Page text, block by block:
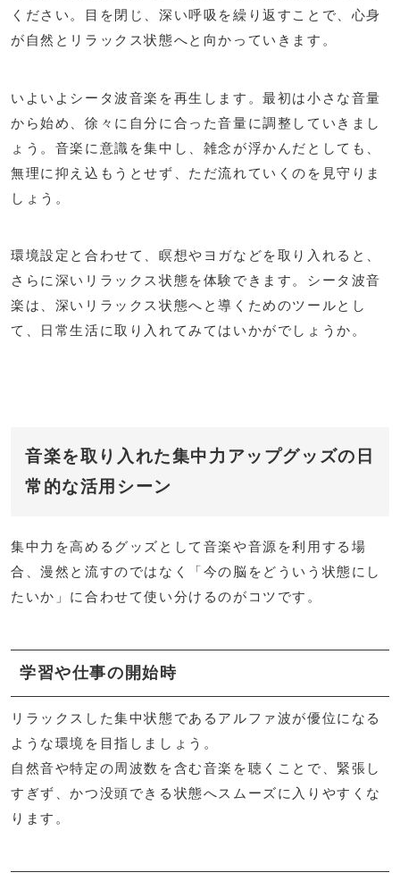
ください。目を閉じ、深い呼吸を繰り返すことで、心身
が自然とリラックス状態へと向かっていきます。
いよいよシータ波音楽を再生します。最初は小さな音量
から始め、徐々に自分に合った音量に調整していきまし
ょう。音楽に意識を集中し、雑念が浮かんだとしても、
無理に抑え込もうとせず、ただ流れていくのを見守りま
しょう。
環境設定と合わせて、瞑想やヨガなどを取り入れると、
さらに深いリラックス状態を体験できます。シータ波音
楽は、深いリラックス状態へと導くためのツールとし
て、日常生活に取り入れてみてはいかがでしょうか。
音楽を取り入れた集中力アップグッズの日
常的な活用シーン
集中力を高めるグッズとして音楽や音源を利用する場
合、漫然と流すのではなく「今の脳をどういう状態にし
たいか」に合わせて使い分けるのがコツです。
学習や仕事の開始時
リラックスした集中状態であるアルファ波が優位になる
ような環境を目指しましょう。
自然音や特定の周波数を含む音楽を聴くことで、緊張し
すぎず、かつ没頭できる状態へスムーズに入りやすくな
ります。